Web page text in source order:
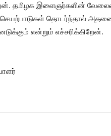
தமிழக இளைஞர்களின்
தொடர்ந்தால் அதனை
என்றும் எச்சரிக்கிறேன்.